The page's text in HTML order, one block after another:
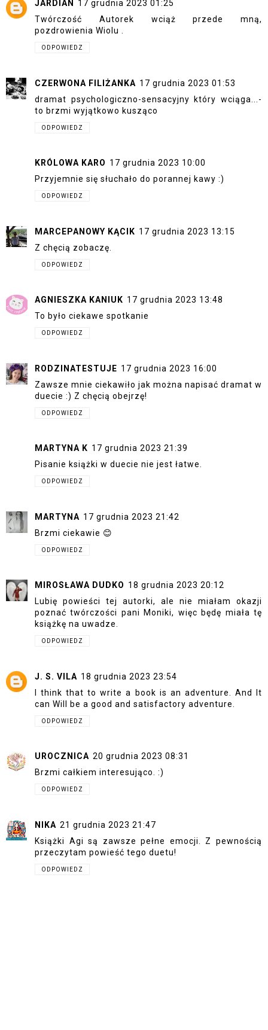
JARDIAN
17 grudnia 2023 01:25
Twórczość Autorek wciąż przede mną,
pozdrowienia Wiolu .
ODPOWIEDZ
CZERWONA FILIŻANKA 17 grudnia 2023 01:53
dramat psychologiczno-sensacyjny który wciąga...-
to brzmi wyjątkowo kusząco
ODPOWIEDZ
KRÓLOWA KARO 17 grudnia 2023 10:00
Przyjemnie się słuchało do porannej kawy :)
ODPOWIEDZ
MARCEPANOWY KĄCIK 17 grudnia 2023 13:15
Z chęcią zobaczę.
ODPOWIEDZ
AGNIESZKA KANIUK 17 grudnia 2023 13:48
To było ciekawe spotkanie
ODPOWIEDZ
RODZINATESTUJE 17 grudnia 2023 16:00
Zawsze mnie ciekawiło jak można napisać dramat w
duecie :) Z chęcią obejrzę!
ODPOWIEDZ
MARTYNA K 17 grudnia 2023 21:39
Pisanie książki w duecie nie jest łatwe.
ODPOWIEDZ
MARTYNA 17 grudnia 2023 21:42
Brzmi ciekawie 😊
ODPOWIEDZ
MIROSŁAWA DUDKO 18 grudnia 2023 20:12
Lubię powieści tej autorki, ale nie miałam okazji
poznać twórczości pani Moniki, więc będę miała tę
książkę na uwadze.
ODPOWIEDZ
J. S. VILA 18 grudnia 2023 23:54
I think that to write a book is an adventure. And It
can Will be a good and satisfactory adventure.
ODPOWIEDZ
UROCZNICA 20 grudnia 2023 08:31
Brzmi całkiem interesująco. :)
ODPOWIEDZ
NIKA 21 grudnia 2023 21:47
Książki Agi są zawsze pełne emocji. Z pewnością
przeczytam powieść tego duetu!
ODPOWIEDZ